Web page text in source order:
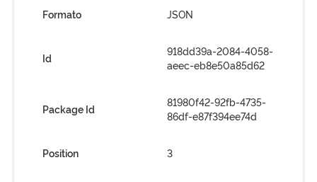
Formato JSON
Id
918dd39a-2084-4058-
aeec-eb8e50a85d62
Package Id
81980f42-92fb-4735-
86df-e87f394ee74d
Position 3